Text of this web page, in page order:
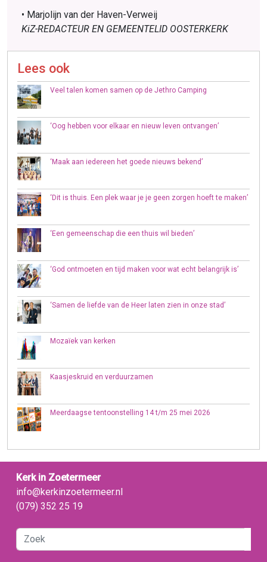
• Marjolijn van der Haven-Verweij
KiZ-REDACTEUR EN GEMEENTELID OOSTERKERK
Lees ook
Veel talen komen samen op de Jethro Camping
‘Oog hebben voor elkaar en nieuw leven ontvangen’
‘Maak aan iedereen het goede nieuws bekend’
‘Dit is thuis. Een plek waar je je geen zorgen hoeft te maken’
‘Een gemeenschap die een thuis wil bieden’
‘God ontmoeten en tijd maken voor wat echt belangrijk is’
‘Samen de liefde van de Heer laten zien in onze stad’
Mozaïek van kerken
Kaasjeskruid en verduurzamen
Meerdaagse tentoonstelling 14 t/m 25 mei 2026
Kerk in Zoetermeer
info@kerkinzoetermeer.nl
(079) 352 25 19